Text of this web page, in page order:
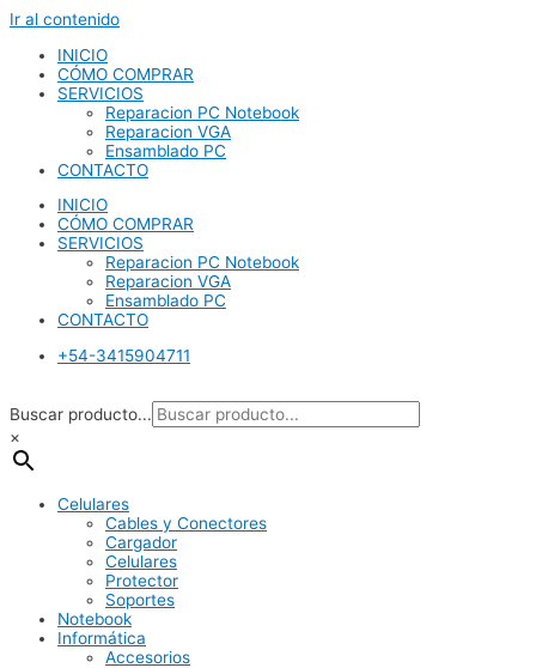
Ir al contenido
INICIO
CÓMO COMPRAR
SERVICIOS
Reparacion PC Notebook
Reparacion VGA
Ensamblado PC
CONTACTO
INICIO
CÓMO COMPRAR
SERVICIOS
Reparacion PC Notebook
Reparacion VGA
Ensamblado PC
CONTACTO
+54-3415904711
Buscar producto...
×
Celulares
Cables y Conectores
Cargador
Celulares
Protector
Soportes
Notebook
Informática
Accesorios